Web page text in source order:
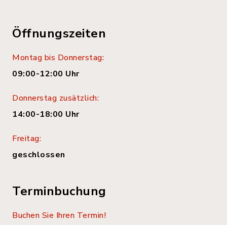
Öffnungszeiten
Montag bis Donnerstag:
09:00-12:00 Uhr
Donnerstag zusätzlich:
14:00-18:00 Uhr
Freitag:
geschlossen
Terminbuchung
Buchen Sie Ihren Termin!